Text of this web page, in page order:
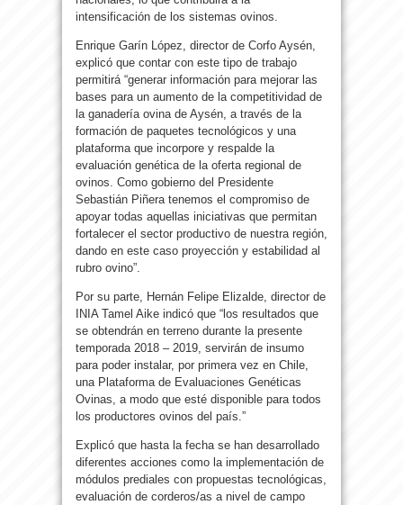
intensificación de los sistemas ovinos.
Enrique Garín López, director de Corfo Aysén,
explicó que contar con este tipo de trabajo
permitirá “generar información para mejorar las
bases para un aumento de la competitividad de
la ganadería ovina de Aysén, a través de la
formación de paquetes tecnológicos y una
plataforma que incorpore y respalde la
evaluación genética de la oferta regional de
ovinos. Como gobierno del Presidente
Sebastián Piñera tenemos el compromiso de
apoyar todas aquellas iniciativas que permitan
fortalecer el sector productivo de nuestra región,
dando en este caso proyección y estabilidad al
rubro ovino”.
Por su parte, Hernán Felipe Elizalde, director de
INIA Tamel Aike indicó que “los resultados que
se obtendrán en terreno durante la presente
temporada 2018 – 2019, servirán de insumo
para poder instalar, por primera vez en Chile,
una Plataforma de Evaluaciones Genéticas
Ovinas, a modo que esté disponible para todos
los productores ovinos del país.”
Explicó que hasta la fecha se han desarrollado
diferentes acciones como la implementación de
módulos prediales con propuestas tecnológicas,
evaluación de corderos/as a nivel de campo